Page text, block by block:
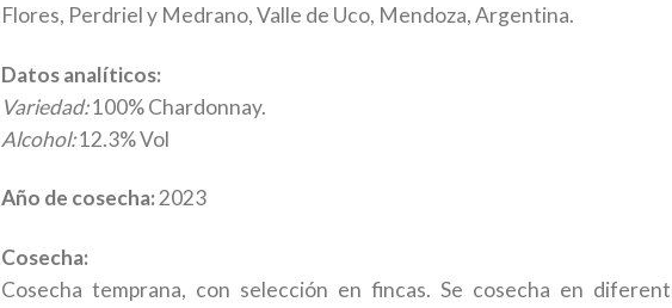
Flores, Perdriel y Medrano, Valle de Uco, Mendoza, Argentina.
Datos analíticos:
Variedad:100% Chardonnay.
Alcohol:12.3% Vol
Año de cosecha:2023
Cosecha:
Cosecha temprana, con selección en fincas. Se cosecha en